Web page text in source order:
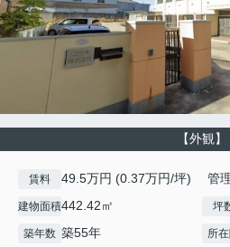
【外観】
賃料 49.5万円 (0.37万円/坪) 管
建物面積442.42㎡ 坪
築年数 築55年 所